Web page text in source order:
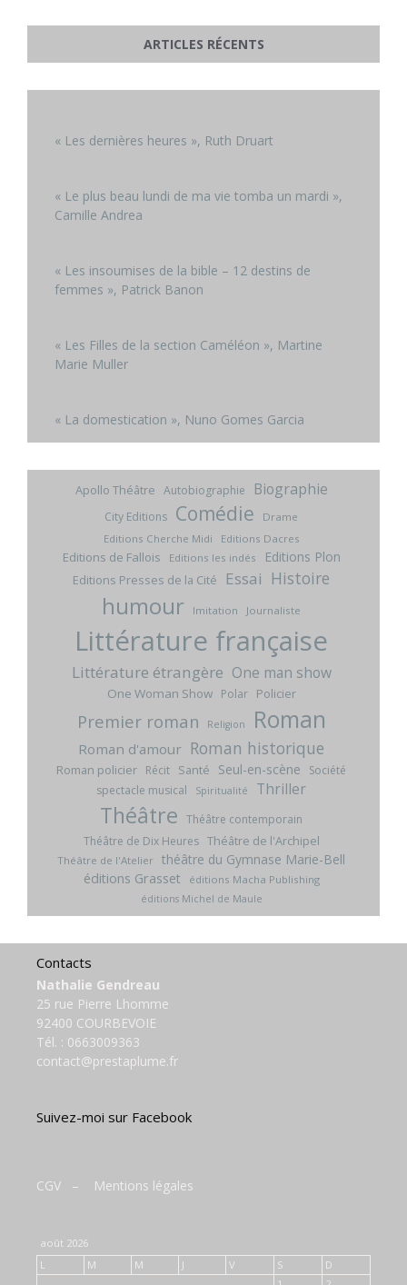
ARTICLES RÉCENTS
« Les dernières heures », Ruth Druart
« Le plus beau lundi de ma vie tomba un mardi »,
Camille Andrea
« Les insoumises de la bible – 12 destins de
femmes », Patrick Banon
« Les Filles de la section Caméléon », Martine
Marie Muller
« La domestication », Nuno Gomes Garcia
Apollo Théâtre Autobiographie Biographie
City Editions Comédie
Drame
Editions Cherche Midi
Editions Dacres
Editions de Fallois Editions les indés Editions Plon
Editions Presses de la Cité Essai Histoire
humour Imitation Journaliste
Littérature française
Littérature étrangère One man show
One Woman Show Polar Policier
Premier roman Religion Roman
Roman d'amour Roman historique
Roman policier Récit Santé Seul-en-scène
Société
spectacle musical
Spiritualité Thriller
Théâtre Théâtre contemporain
Théâtre de Dix Heures Théâtre de l'Archipel
Théâtre de l'Atelier théâtre du Gymnase Marie-Bell
éditions Grasset
éditions Macha Publishing
éditions Michel de Maule
Contacts
Nathalie Gendreau
25 rue Pierre Lhomme
92400 COURBEVOIE
Tél. : 0663009363
contact@prestaplume.fr
Suivez-moi sur Facebook
CGV – Mentions légales
août 2026
L
M M J V S
D